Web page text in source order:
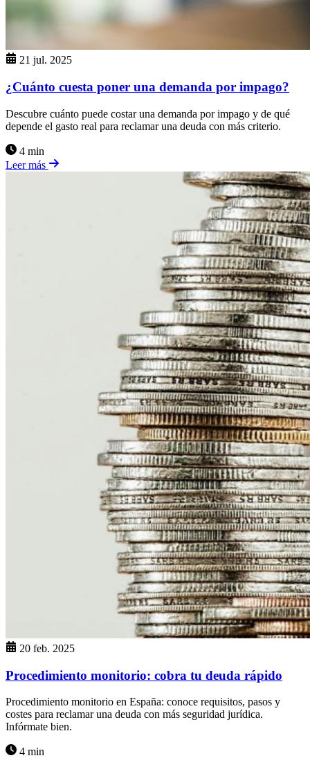
21 jul. 2025
¿Cuánto cuesta poner una demanda por impago?
Descubre cuánto puede costar una demanda por impago y de qué
depende el gasto real para reclamar una deuda con más criterio.
4 min
Leer más
20 feb. 2025
Procedimiento monitorio: cobra tu deuda rápido
Procedimiento monitorio en España: conoce requisitos, pasos y
costes para reclamar una deuda con más seguridad jurídica.
Infórmate bien.
4 min